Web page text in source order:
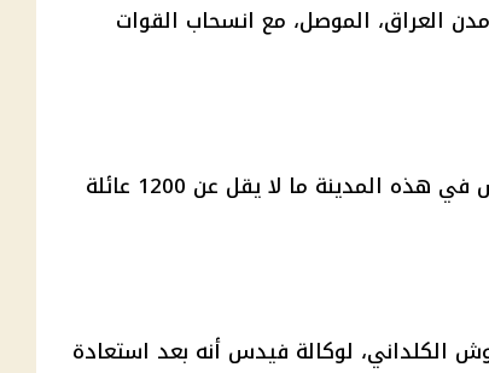
العراق، الموصل، مع انسحاب القوات
وقبل وصول الجهاديين، كانت تعيش في هذه المدينة ما لا يقل عن 1200 عائلة
الكلداني، لوكالة فيدس أنه بعد استعادة